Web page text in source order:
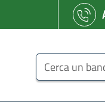
Cerca un bando o